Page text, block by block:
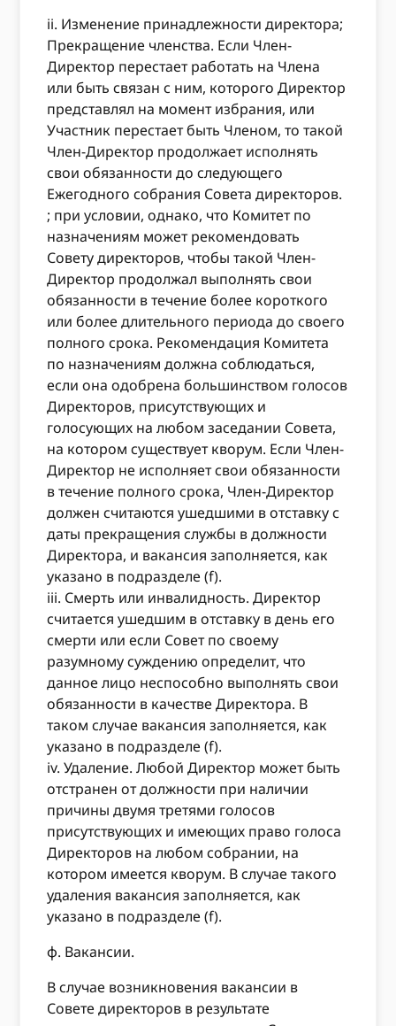
ii. Изменение принадлежности директора;
Прекращение членства. Если Член-
Директор перестает работать на Члена
или быть связан с ним, которого Директор
представлял на момент избрания, или
Участник перестает быть Членом, то такой
Член-Директор продолжает исполнять
свои обязанности до следующего
Ежегодного собрания Совета директоров.
; при условии, однако, что Комитет по
назначениям может рекомендовать
Совету директоров, чтобы такой Член-
Директор продолжал выполнять свои
обязанности в течение более короткого
или более длительного периода до своего
полного срока. Рекомендация Комитета
по назначениям должна соблюдаться,
если она одобрена большинством голосов
Директоров, присутствующих и
голосующих на любом заседании Совета,
на котором существует кворум. Если Член-
Директор не исполняет свои обязанности
в течение полного срока, Член-Директор
должен считаются ушедшими в отставку с
даты прекращения службы в должности
Директора, и вакансия заполняется, как
указано в подразделе (f).
iii. Смерть или инвалидность. Директор
считается ушедшим в отставку в день его
смерти или если Совет по своему
разумному суждению определит, что
данное лицо неспособно выполнять свои
обязанности в качестве Директора. В
таком случае вакансия заполняется, как
указано в подразделе (f).
iv. Удаление. Любой Директор может быть
отстранен от должности при наличии
причины двумя третями голосов
присутствующих и имеющих право голоса
Директоров на любом собрании, на
котором имеется кворум. В случае такого
удаления вакансия заполняется, как
указано в подразделе (f).
ф. Вакансии.
В случае возникновения вакансии в
Совете директоров в результате